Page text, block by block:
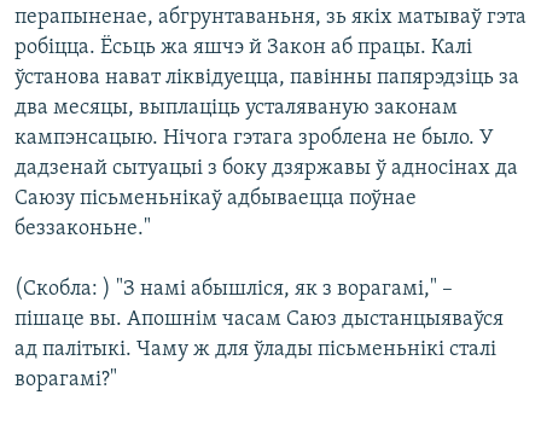
перапыненае, абгрунтаваньня, зь якіх матываў гэта
робіцца. Ёсьць жа яшчэ й Закон аб працы. Калі
ўстанова нават ліквідуецца, павінны папярэдзіць за
два месяцы, выплаціць усталяваную законам
кампэнсацыю. Нічога гэтага зроблена не было. У
дадзенай сытуацыі з боку дзяржавы ў адносінах да
Саюзу пісьменьнікаў адбываецца поўнае
беззаконьне."
(Скобла: ) "З намі абышліся, як з ворагамі," –
пішаце вы. Апошнім часам Саюз дыстанцыяваўся
ад палітыкі. Чаму ж для ўлады пісьменьнікі сталі
ворагамі?"